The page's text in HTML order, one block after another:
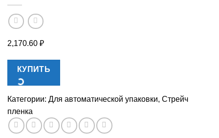
2,170.60 ₽
КУПИТЬ
Категории: Для автоматической упаковки, Стрейч
пленка